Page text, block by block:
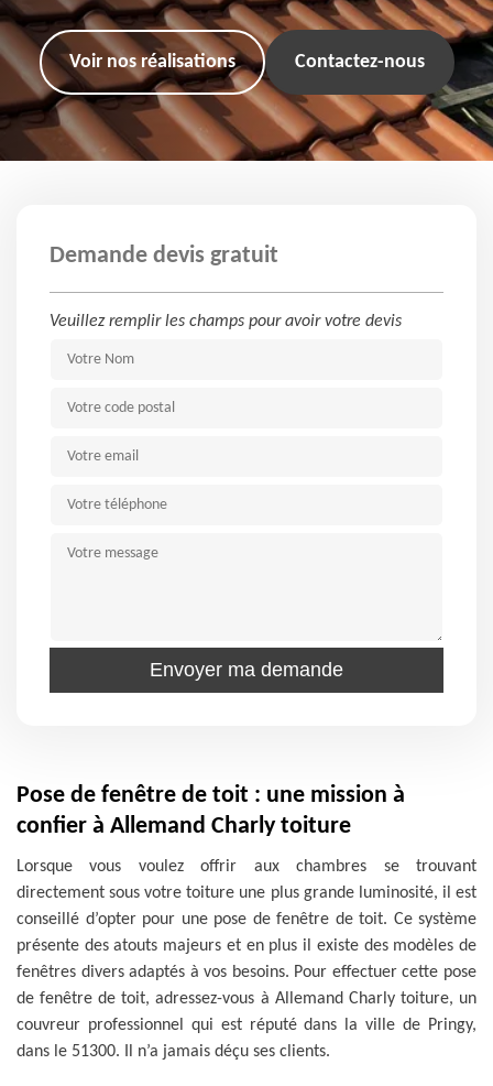
Voir nos réalisations Contactez-nous
Demande devis gratuit
Veuillez remplir les champs pour avoir votre devis
Pose de fenêtre de toit : une mission à
confier à Allemand Charly toiture
Lorsque vous voulez offrir aux chambres se trouvant
directement sous votre toiture une plus grande luminosité, il est
conseillé d’opter pour une pose de fenêtre de toit. Ce système
présente des atouts majeurs et en plus il existe des modèles de
fenêtres divers adaptés à vos besoins. Pour effectuer cette pose
de fenêtre de toit, adressez-vous à Allemand Charly toiture, un
couvreur professionnel qui est réputé dans la ville de Pringy,
dans le 51300. Il n’a jamais déçu ses clients.